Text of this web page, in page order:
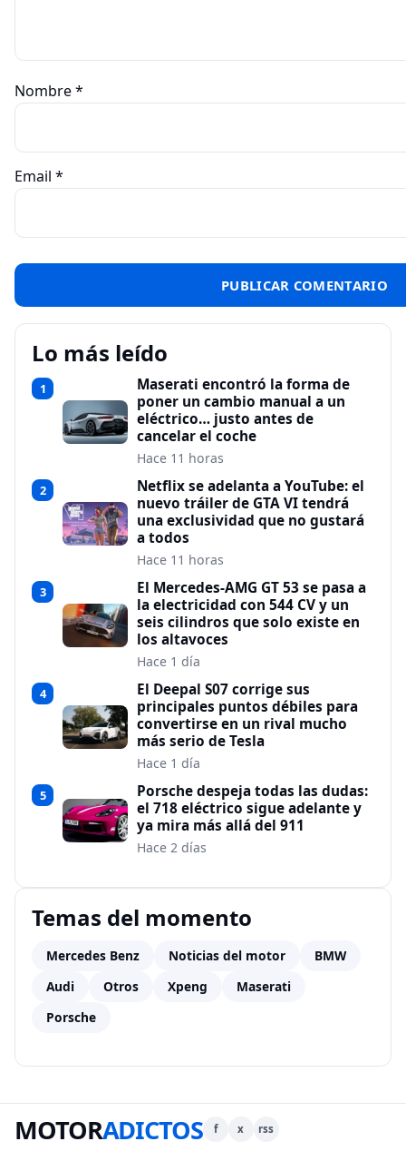
Nombre*
Email *
Lo más leído
1
Maserati encontró la forma de
poner un cambio manual a un
eléctrico… justo antes de
cancelar el coche
Hace 11 horas
2
Netflix se adelanta a YouTube: el
nuevo tráiler de GTA VI tendrá
una exclusividad que no gustará
a todos
Hace 11 horas
3
El Mercedes-AMG GT 53 se pasa a
la electricidad con 544 CV y un
seis cilindros que solo existe en
los altavoces
Hace 1 día
4
El Deepal S07 corrige sus
principales puntos débiles para
convertirse en un rival mucho
más serio de Tesla
Hace 1 día
5
Porsche despeja todas las dudas:
el 718 eléctrico sigue adelante y
ya mira más allá del 911
Hace 2 días
Temas del momento
Mercedes Benz Noticias del motor
BMW
Audi
Otros Xpeng
Maserati
Porsche
MOTORADICTOS f x rss